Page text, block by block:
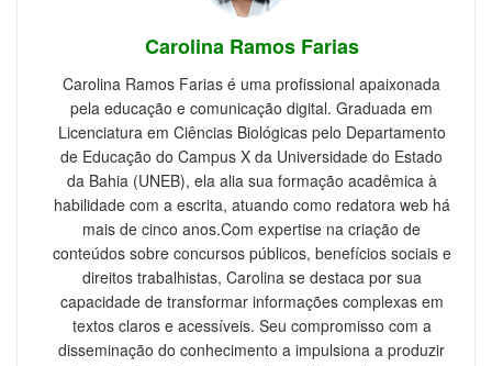
Carolina Ramos Farias
Carolina Ramos Farias é uma profissional apaixonada
pela educação e comunicação digital. Graduada em
Licenciatura em Ciências Biológicas pelo Departamento
de Educação do Campus X da Universidade do Estado
da Bahia (UNEB), ela alia sua formação acadêmica à
habilidade com a escrita, atuando como redatora web há
mais de cinco anos.Com expertise na criação de
conteúdos sobre concursos públicos, benefícios sociais e
direitos trabalhistas, Carolina se destaca por sua
capacidade de transformar informações complexas em
textos claros e acessíveis. Seu compromisso com a
disseminação do conhecimento a impulsiona a produzir